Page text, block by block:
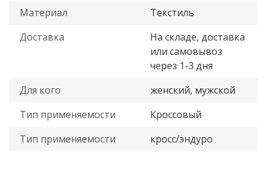
Материал
Текстиль
Доставка
На складе, доставка
или самовывоз
через 1-3 дня
Для кого
женский, мужской
Тип применяемости
Кроссовый
Тип применяемости
кросс/эндуро